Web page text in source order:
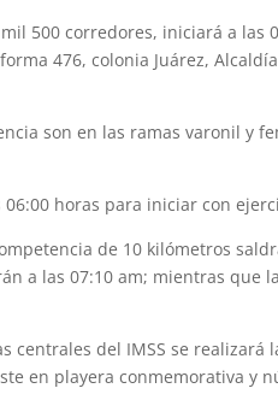
500 corredores, iniciará a las
476, colonia Juárez,
son en las ramas varonil y
horas para iniciar con
de 10 kilómetros
a las 07:10 am; mientras que
centrales del IMSS se
en playera conmemorativa y